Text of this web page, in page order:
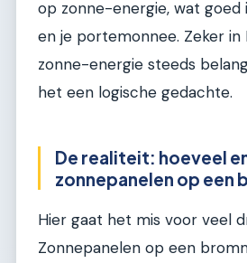
op zonne-energie, wat goed
en je portemonnee. Zeker in
zonne-energie steeds
het een logische gedachte.
De realiteit: hoeveel
zonnepanelen op een
Hier gaat het mis voor veel
Zonnepanelen op een